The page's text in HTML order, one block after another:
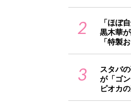
2
「ほぼ
黒木華
「特製
3
スタバ
が「ゴ
ピオカ